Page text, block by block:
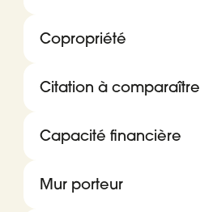
Copropriété
Citation à comparaître
Capacité financière
Mur porteur